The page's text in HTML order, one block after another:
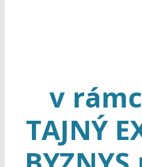
v
TAJNÝ